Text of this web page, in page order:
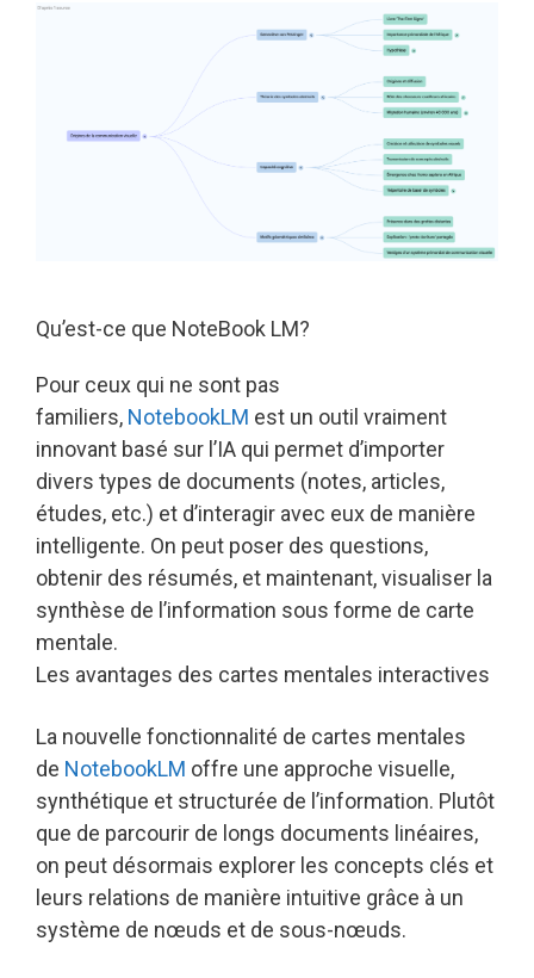
Qu’est-ce que NoteBook LM?
Pour ceux qui ne sont pas
familiers, NotebookLM est un outil vraiment
innovant basé sur l’IA qui permet d’importer
divers types de documents (notes, articles,
études, etc.) et d’interagir avec eux de manière
intelligente. On peut poser des questions,
obtenir des résumés, et maintenant, visualiser la
synthèse de l’information sous forme de carte
mentale.
Les avantages des cartes mentales interactives
La nouvelle fonctionnalité de cartes mentales
de NotebookLM offre une approche visuelle,
synthétique et structurée de l’information. Plutôt
que de parcourir de longs documents linéaires,
on peut désormais explorer les concepts clés et
leurs relations de manière intuitive grâce à un
système de nœuds et de sous-nœuds.